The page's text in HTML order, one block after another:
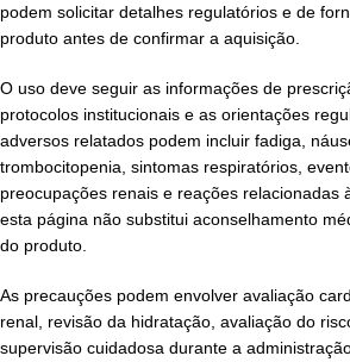
podem solicitar detalhes regulatórios e de
produto antes de confirmar a aquisição.
O uso deve seguir as informações de
protocolos institucionais e as orientações
adversos relatados podem incluir fadiga,
trombocitopenia, sintomas respiratórios,
preocupações renais e reações relacionadas
esta página não substitui aconselhamento
do produto.
As precauções podem envolver avaliação
renal, revisão da hidratação, avaliação do
supervisão cuidadosa durante a